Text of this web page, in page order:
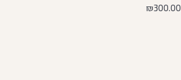
₪300.00